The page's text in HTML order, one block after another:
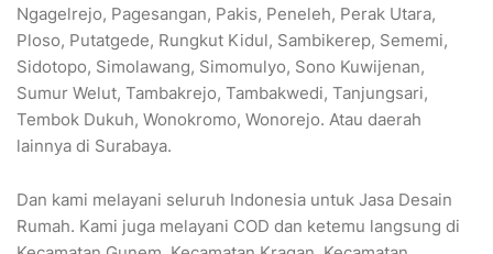
Ngagelrejo, Pagesangan, Pakis, Peneleh, Perak Utara,
Ploso, Putatgede, Rungkut Kidul, Sambikerep, Sememi,
Sidotopo, Simolawang, Simomulyo, Sono Kuwijenan,
Sumur Welut, Tambakrejo, Tambakwedi, Tanjungsari,
Tembok Dukuh, Wonokromo, Wonorejo. Atau daerah
lainnya di Surabaya.
Dan kami melayani seluruh Indonesia untuk Jasa Desain
Rumah. Kami juga melayani COD dan ketemu langsung di